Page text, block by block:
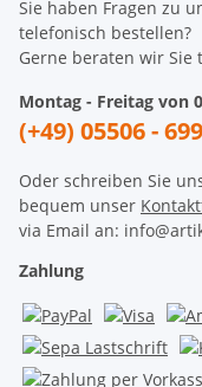
Sie haben Fragen zu
telefonisch bestellen?
Gerne beraten wir Sie
Montag - Freitag von
(+49) 05506 -
Oder schreiben Sie
bequem unser
via Email an:
Zahlung